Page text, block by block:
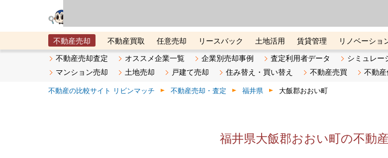
不動産売却 不動産買取 任意売却 リースバック 土地活用 賃貸管理 リノベーショ
メタ住宅展示場
ベスト不動産カンパニー オンライン講座 リビンマガジンBiz 不動産売却
不動産売却査定 オススメ企業一覧 企業別売却事例 査定利用者データ
シミュレー
マンション売却
土地売却 戸建て売却 住み替え・買い替え 不動産売買 不動
不動産の比較サイト リビンマッチ 不動産売却・査定 福井県 大飯郡おおい町
福井県大飯郡おおい町の不動